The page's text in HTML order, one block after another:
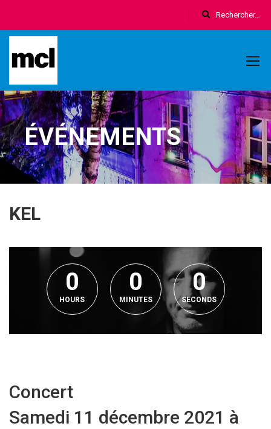
ÉVÉNEMENTS
KEL
0
HOURS
0
MINUTES
0
SECONDS
Concert
Samedi 11 décembre 2021 à